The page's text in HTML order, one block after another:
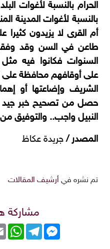
الحرام بالنسبة لأغوات
بالنسبة لأغوات المدينة
أم القرى لا يزيدون
طاعن في السن وقد
السنوات فكانوا فيه
على أوقافهم محافظة على
الشريف وإضاعتها أو
حصل من تصحيح خبر جيد
النبيل واجب.. والتوفيق من
المصدر /جريدة عكاظ
تم نشره في أرشيف المقالات
مشاركة
Telegram
Messenger